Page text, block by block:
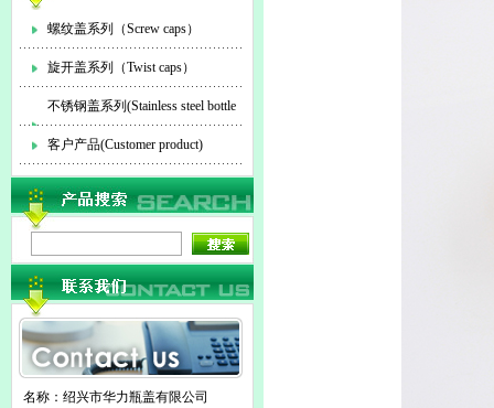
螺纹盖系列（Screw caps）
旋开盖系列（Twist caps）
不锈钢盖系列(Stainless steel bottle
cap)
客户产品(Customer product)
名称：绍兴市华力瓶盖有限公司